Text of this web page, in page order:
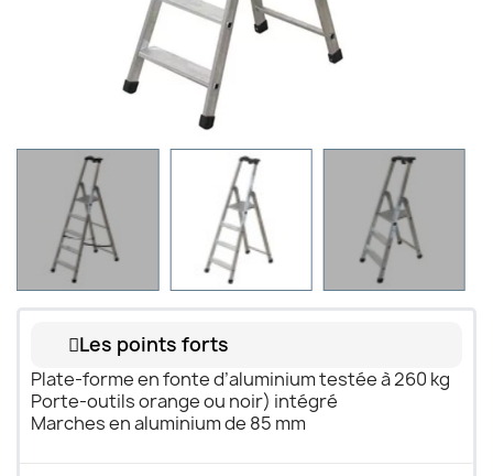
Les points forts
Plate-forme en fonte d’aluminium testée à 260 kg
Porte-outils orange ou noir) intégré
Marches en aluminium de 85 mm